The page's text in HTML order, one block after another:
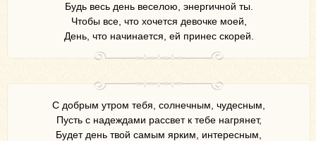
Будь весь день веселою, энергичной ты.
Чтобы все, что хочется девочке моей,
День, что начинается, ей принес скорей.
С добрым утром тебя, солнечным, чудесным,
Пусть с надеждами рассвет к тебе нагрянет,
Будет день твой самым ярким, интересным,